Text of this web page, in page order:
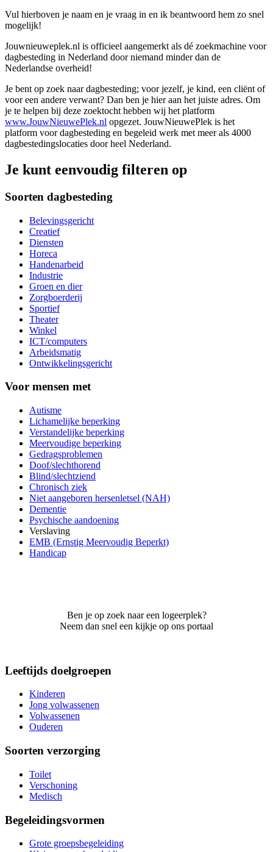
Vul hierboven je naam en je vraag in en ik beantwoord hem zo snel
mogelijk!
Jouwnieuweplek.nl is officieel aangemerkt als dé zoekmachine voor
dagbesteding in Nederland door niemand minder dan de
Nederlandse overheid!
Je bent op zoek naar dagbesteding; voor jezelf, je kind, een cliënt of
voor een andere verwant? Dan ben je hier aan het juiste adres. Om
je te helpen bij deze zoektocht hebben wij het platform
www.JouwNieuwePlek.nl opgezet. JouwNieuwePlek is het
platform voor dagbesteding en begeleid werk met meer als 4000
dagbestedingslocaties door heel Nederland.
Je kunt eenvoudig filteren op
Soorten dagbesteding
Belevingsgericht
Creatief
Diensten
Horeca
Handenarbeid
Industrie
Groen en dier
Zorgboerderij
Sportief
Theater
Winkel
ICT/computers
Arbeidsmatig
Ontwikkelingsgericht
Voor mensen met
Autisme
Lichamelijke beperking
Verstandelijke beperking
Meervoudige beperking
Gedragsproblemen
Doof/slechthorend
Blind/slechtziend
Chronisch ziek
Niet aangeboren hersenletsel (NAH)
Dementie
Psychische aandoening
Verslaving
EMB (Ernstig Meervoudig Beperkt)
Handicap
Ben je op zoek naar een logeerplek?
Neem dan snel een kijkje op ons portaal
Leeftijds doelgroepen
Kinderen
Jong volwassenen
Volwassenen
Ouderen
Soorten verzorging
Toilet
Verschoning
Medisch
Begeleidingsvormen
Grote groepsbegeleiding